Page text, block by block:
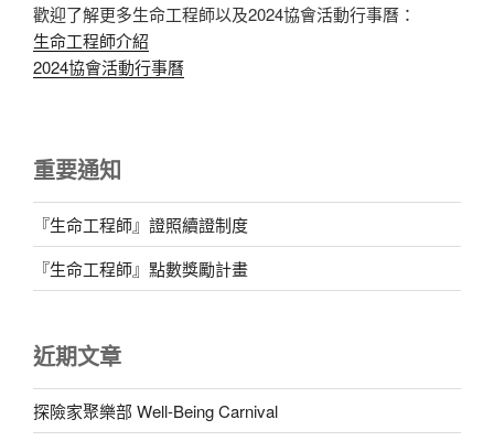
歡迎了解更多生命工程師以及2024協會活動行事曆：
生命工程師介紹
2024協會活動行事曆
重要通知
『生命工程師』證照續證制度
『生命工程師』點數獎勵計畫
近期文章
探險家聚樂部 Well-Being Carnival